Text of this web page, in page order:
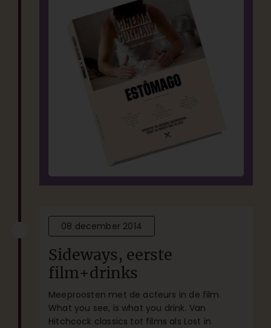
08 december 2014
Sideways, eerste
film+drinks
Meeproosten met de acteurs in de film.
What you see, is what you drink. Van
Hitchcock classics tot films als Lost in